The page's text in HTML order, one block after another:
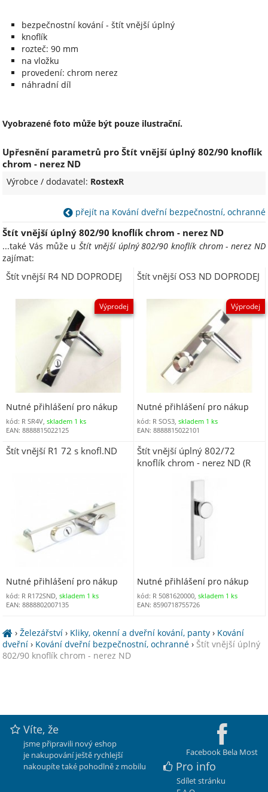
bezpečnostní kování - štít vnější úplný
knoflík
rozteč: 90 mm
na vložku
provedení: chrom nerez
náhradní díl
Vyobrazené foto může být pouze ilustrační.
Upřesnění parametrů pro Štít vnější úplný 802/90 knoflík
chrom - nerez ND
Výrobce / dodavatel: RostexR
přejít na Kování dveřní bezpečnostní, ochranné
Štít vnější úplný 802/90 knoflík chrom - nerez ND
...také Vás může uŠtít vnější úplný 802/90 knoflík chrom - nerez ND
zajímat:
Štít vnější R4 ND DOPRODEJ
Výprodej
Nutné přihlášení pro nákup
kód: R SR4V, skladem 1 ks
EAN: 8888815022125
Štít vnější OS3 ND DOPRODEJ
Výprodej
Nutné přihlášení pro nákup
kód: R SOS3,skladem 1 ks
EAN: 8888815022101
Štít vnější R1 72 s knofl.ND
Nutné přihlášení pro nákup
kód: R R172SND, skladem 1 ks
EAN: 8888802007135
Štít vnější úplný 802/72
knoflík chrom - nerez ND (R
Nutné přihlášení pro nákup
kód: R 5081620000,skladem 1 ks
EAN: 8590718755726
›Železářství › Kliky, okenní a dveřní kování, panty › Kování
dveřní › Kování dveřní bezpečnostní, ochranné › Štít vnější úplný
802/90 knoflík chrom - nerez ND
Facebook Bela Most
Víte, že
jsme připravili nový eshop
je nakupování ještě rychlejší
nakoupíte také pohodlně z mobilu
Pro info
Sdílet stránku